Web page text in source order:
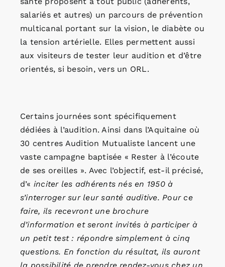
salariés et autres) un parcours de prévention
multicanal portant sur la vision, le diabète ou
la tension artérielle. Elles permettent aussi
aux visiteurs de tester leur audition et d’être
orientés, si besoin, vers un ORL.
Certains journées sont spécifiquement
dédiées à l’audition. Ainsi dans l’Aquitaine où
30 centres Audition Mutualiste lancent une
vaste campagne baptisée « Rester à l’écoute
de ses oreilles ». Avec l’objectif, est-il précisé,
d’« inciter les adhérents nés en 1950 à
s’interroger sur leur santé auditive. Pour ce
faire, ils recevront une brochure
d’information et seront invités à participer à
un petit test : répondre simplement à cinq
questions. En fonction du résultat, ils auront
la possibilité de prendre rendez-vous chez un